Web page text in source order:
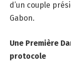
d’un couple
Gabon.
Une Première
protocole